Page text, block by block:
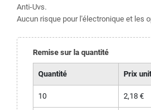
Anti-Uvs.
Aucun risque pour l'électronique et les
Remise sur la quantité
Quantité Prix
10 2,18 €